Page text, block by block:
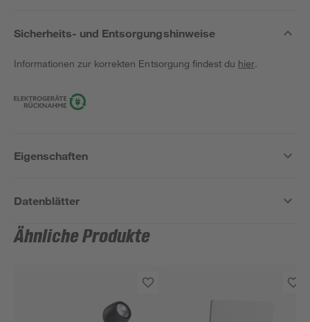
Sicherheits- und Entsorgungshinweise
Informationen zur korrekten Entsorgung findest du hier.
Eigenschaften
Datenblätter
Ähnliche Produkte